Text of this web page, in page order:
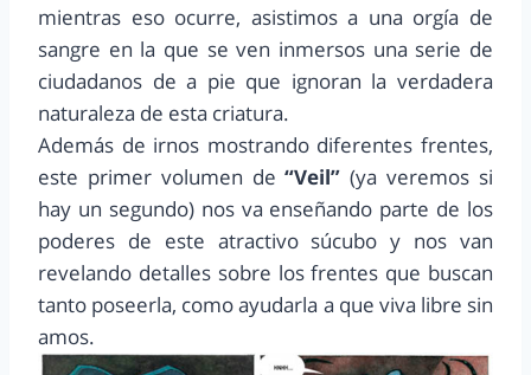
mientras eso ocurre, asistimos a una orgía de
sangre en la que se ven inmersos una serie de
ciudadanos de a pie que ignoran la verdadera
naturaleza de esta criatura.
Además de irnos mostrando diferentes frentes,
este primer volumen de“Veil” (ya veremos si
hay un segundo) nos va enseñando parte de los
poderes de este atractivo súcubo y nos van
revelando detalles sobre los frentes que buscan
tanto poseerla, como ayudarla a que viva libre sin
amos.